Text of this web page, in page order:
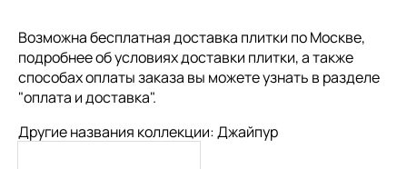
Возможна бесплатная доставка плитки по Москве,
подробнее об условиях доставки плитки, а также
способах оплаты заказа вы можете узнать в разделе
"оплата и доставка".
Другие названия коллекции: Джайпур